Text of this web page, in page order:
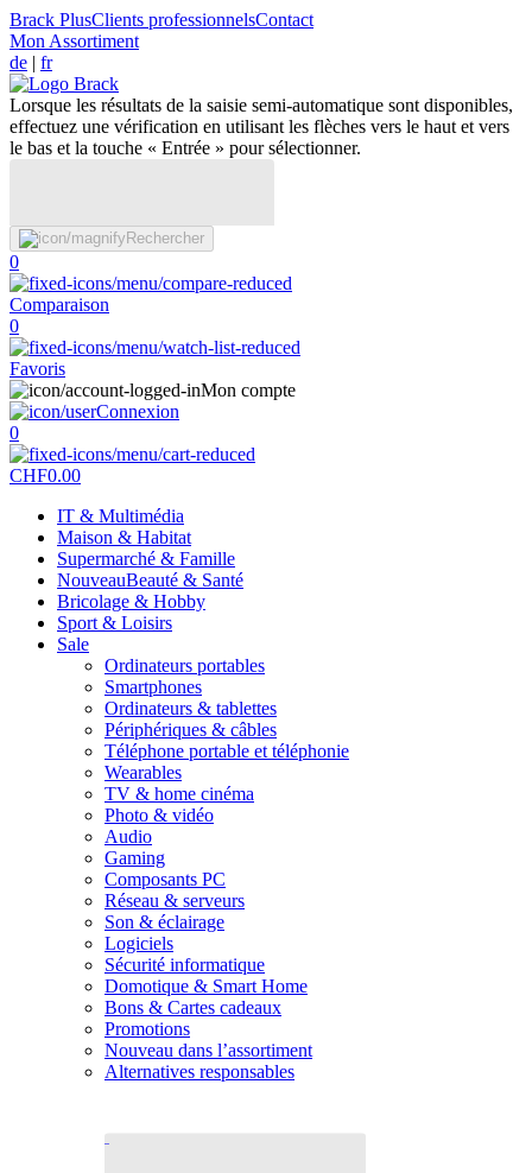
Brack PlusClients professionnelsContact
Mon Assortiment
de | fr
Lorsque les résultats de la saisie semi-automatique sont disponibles,
effectuez une vérification en utilisant les flèches vers le haut et vers
le bas et la touche « Entrée » pour sélectionner.
Rechercher
0
Comparaison
0
Favoris
Mon compte
Connexion
0
CHF0.00
IT & Multimédia
Maison & Habitat
Supermarché & Famille
NouveauBeauté & Santé
Bricolage & Hobby
Sport & Loisirs
Sale
Ordinateurs portables
Smartphones
Ordinateurs & tablettes
Périphériques & câbles
Téléphone portable et téléphonie
Wearables
TV & home cinéma
Photo & vidéo
Audio
Gaming
Composants PC
Réseau & serveurs
Son & éclairage
Logiciels
Sécurité informatique
Domotique & Smart Home
Bons & Cartes cadeaux
Promotions
Nouveau dans l’assortiment
Alternatives responsables